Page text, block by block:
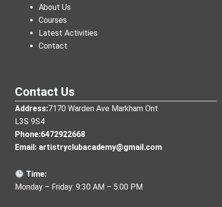
About Us
Courses
Latest Activities
Contact
Contact Us
Address:7170 Warden Ave Markham Ont
L3S 9S4
Phone:6472922668
Email: artistryclubacademy@gmail.com
Time:
Monday – Friday: 9:30 AM – 5:00 PM